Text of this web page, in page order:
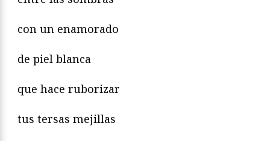
con un enamorado
de piel blanca
que hace ruborizar
tus tersas mejillas